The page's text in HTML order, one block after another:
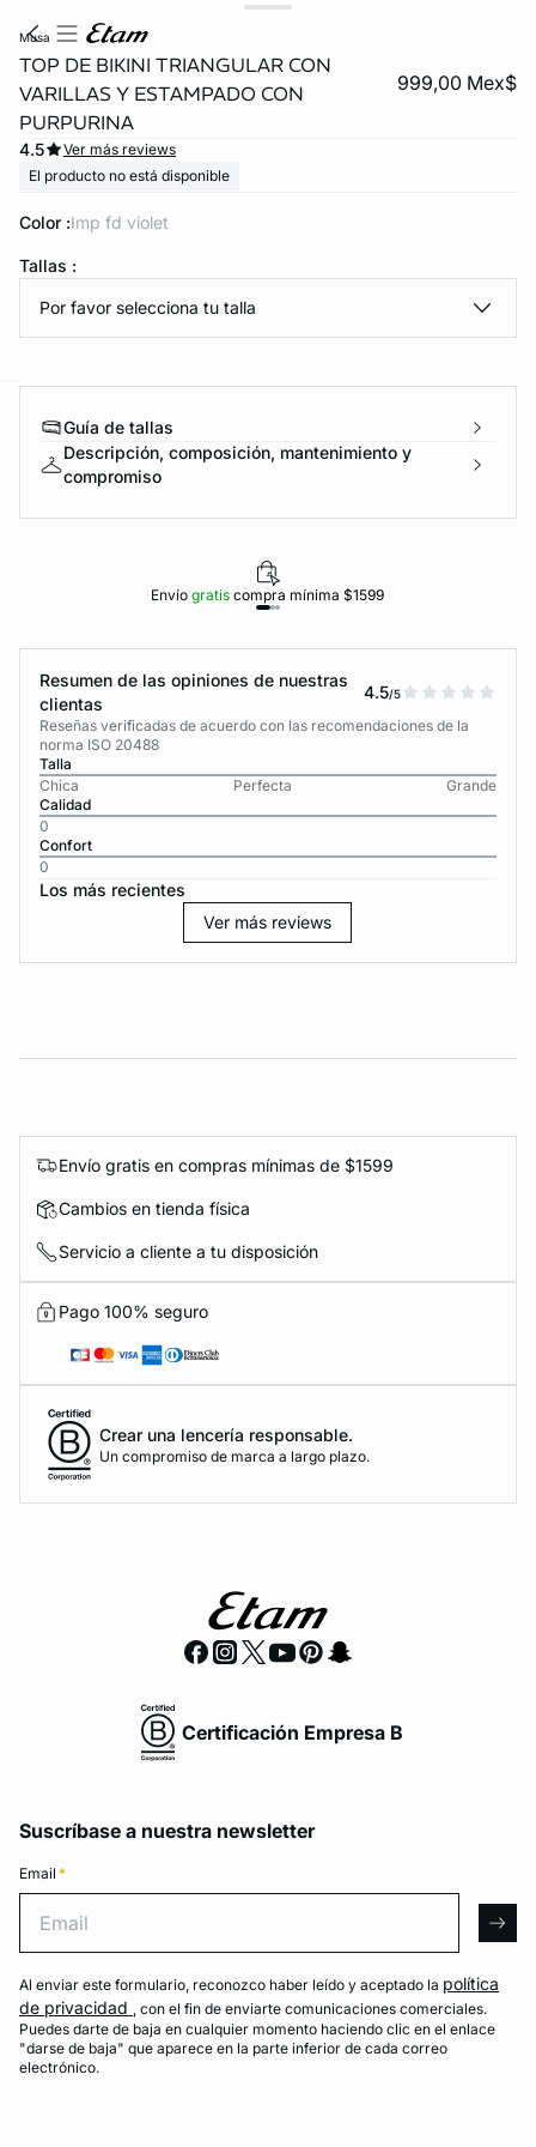
DE PANTIES
ahora
musa
TOP DE BIKINI TRIANGULAR CON
VARILLAS Y ESTAMPADO CON
PURPURINA
999,00 Mex$
4.5
Ver más reviews
El producto no está disponible
Color : imp fd violet
Tallas :
Por favor selecciona tu talla
Guía de tallas
Descripción, composición, mantenimiento y
compromiso
Envíogratiscompra mínima $1599
Resumen de las opiniones de nuestras
clientas
4.5/5
Reseñas verificadas de acuerdo con las recomendaciones de la
norma ISO 20488
Talla
Chica
Perfecta
Grande
Calidad
0
Confort
0
Los más recientes
Ver más reviews
Envío gratis en compras mínimas de $1599
Cambios en tienda física
Servicio a cliente a tu disposición
Pago 100% seguro
Crear una lencería responsable.
Un compromiso de marca a largo plazo.
Certificación Empresa B
Suscríbase a nuestra newsletter
Email *
Al enviar este formulario, reconozco haber leído y aceptado la política
de privacidad , con el fin de enviarte comunicaciones comerciales.
Puedes darte de baja en cualquier momento haciendo clic en el enlace
"darse de baja" que aparece en la parte inferior de cada correo
electrónico.